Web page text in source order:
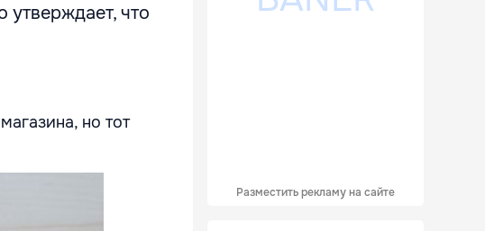
утверждает, что
но тот
Разместить рекламу на сайте